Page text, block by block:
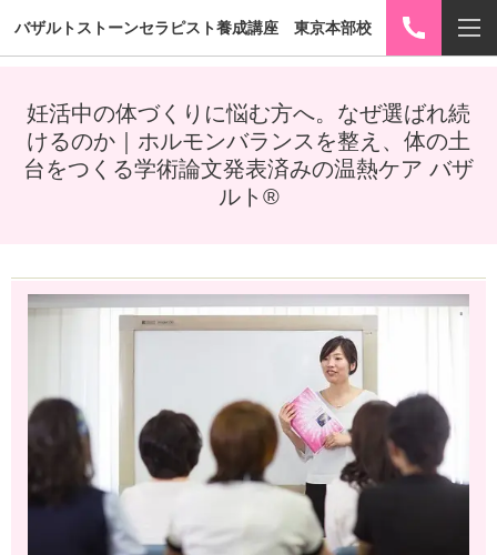
バザルトストーンセラピスト養成講座 東京本部校
妊活中の体づくりに悩む方へ。なぜ選ばれ続
けるのか｜ホルモンバランスを整え、体の土
台をつくる学術論文発表済みの温熱ケア バザ
ルト®